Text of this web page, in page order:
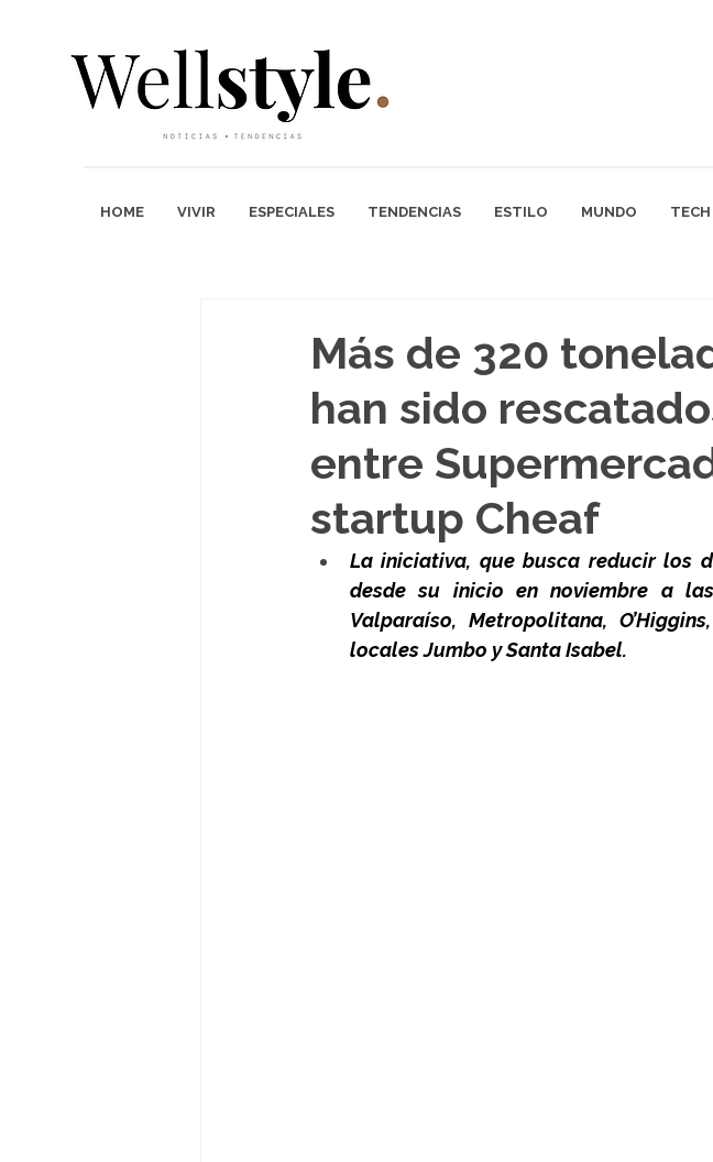
HOME VIVIR ESPECIALES TENDENCIAS ESTILO MUNDO TECH
Más de 320
han sido
entre
startup Cheaf
La iniciativa, que busca reducir los
desde su inicio en noviembre a
Valparaíso, Metropolitana,
locales Jumbo y Santa Isabel.